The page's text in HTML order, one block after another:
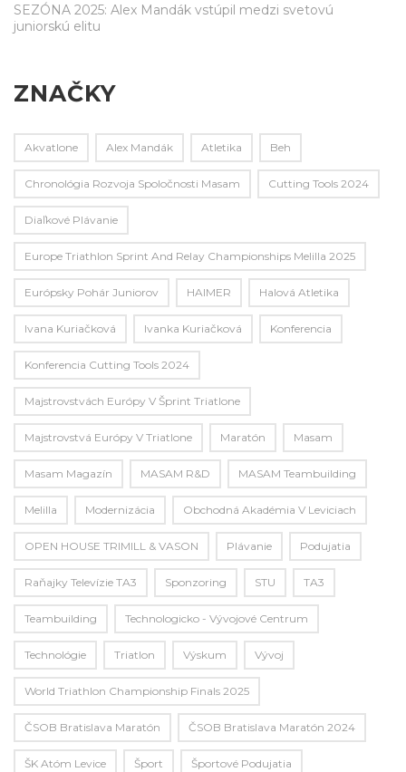
SEZÓNA 2025: Alex Mandák vstúpil medzi svetovú
juniorskú elitu
ZNAČKY
Akvatlone Alex Mandák Atletika Beh
Chronológia Rozvoja Spoločnosti Masam Cutting Tools 2024
Diaľkové Plávanie
Europe Triathlon Sprint And Relay Championships Melilla 2025
Európsky Pohár Juniorov HAIMER Halová Atletika
Ivana Kuriačková Ivanka Kuriačková Konferencia
Konferencia Cutting Tools 2024
Majstrovstvách Európy V Šprint Triatlone
Majstrovstvá Európy V Triatlone Maratón Masam
Masam Magazín MASAM R&D MASAM Teambuilding
Melilla Modernizácia Obchodná Akadémia V Leviciach
OPEN HOUSE TRIMILL & VASON Plávanie Podujatia
Raňajky Televízie TA3 Sponzoring STU TA3
Teambuilding Technologicko - Vývojové Centrum
Technológie Triatlon Výskum Vývoj
World Triathlon Championship Finals 2025
ČSOB Bratislava Maratón ČSOB Bratislava Maratón 2024
ŠK Atóm Levice Šport Športové Podujatia